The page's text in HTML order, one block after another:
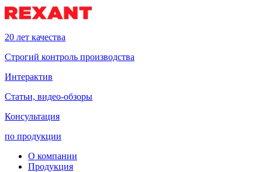
20 лет качества
Строгий контроль производства
Интерактив
Статьи, видео-обзоры
Консультация
по продукции
О компании
Продукция